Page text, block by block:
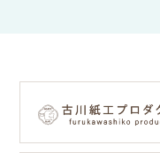
キャラクター別
NIPPON365 の商品を見